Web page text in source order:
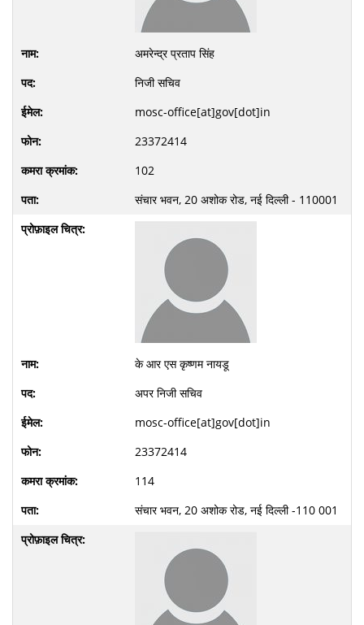
अमरेन्द्र प्रताप सिंह
निजी सचिव
mosc-office[at]gov[dot]in
23372414
102
संचार भवन, 20 अशोक रोड, नई दिल्ली - 110001
के आर एस कृष्णम नायडू
अपर निजी सचिव
mosc-office[at]gov[dot]in
23372414
114
संचार भवन, 20 अशोक रोड, नई दिल्ली -110 001